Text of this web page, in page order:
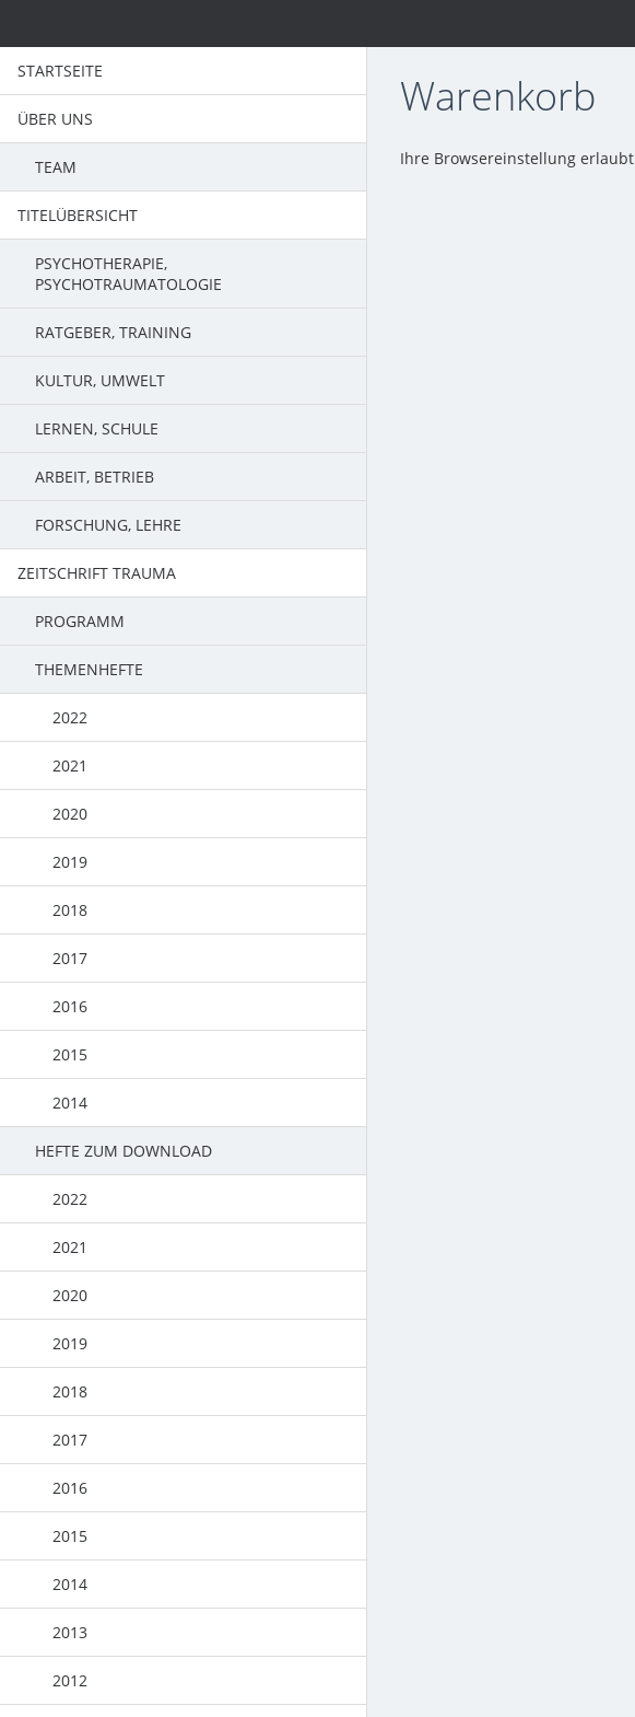
STARTSEITE
ÜBER UNS
TEAM
TITELÜBERSICHT
PSYCHOTHERAPIE,
PSYCHOTRAUMATOLOGIE
RATGEBER, TRAINING
KULTUR, UMWELT
LERNEN, SCHULE
ARBEIT, BETRIEB
FORSCHUNG, LEHRE
ZEITSCHRIFT TRAUMA
PROGRAMM
THEMENHEFTE
2022
2021
2020
2019
2018
2017
2016
2015
2014
HEFTE ZUM DOWNLOAD
2022
2021
2020
2019
2018
2017
2016
2015
2014
2013
2012
Warenkorb
Ihre Browsereinstellung